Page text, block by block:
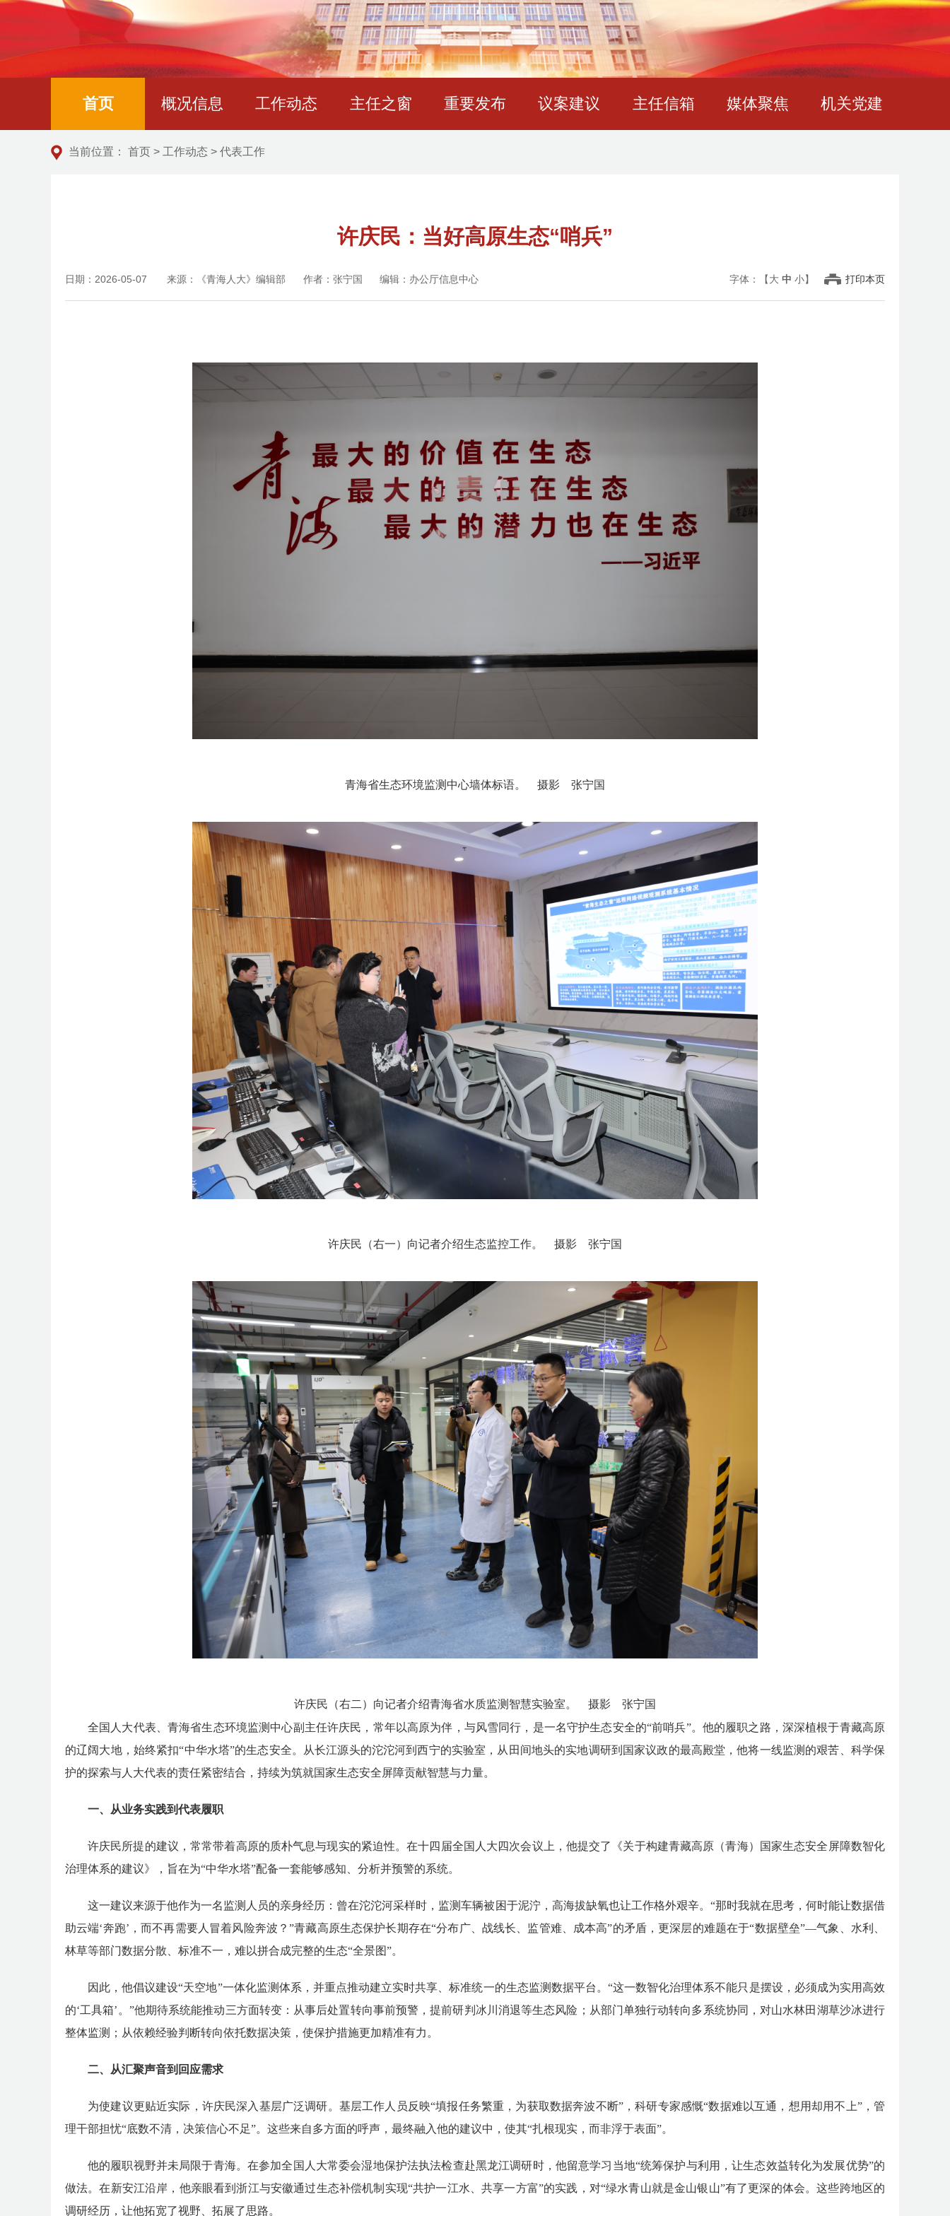
首页 概况信息 工作动态 主任之窗 重要发布 议案建议 主任信箱 媒体聚焦 机关党建
当前位置： 首页 > 工作动态 > 代表工作
许庆民：当好高原生态“哨兵”
日期：2026-05-07 来源：《青海人大》编辑部 作者：张宁国 编辑：办公厅信息中心 字体：【大 中 小】 打印本页
青海省生态环境监测中心墙体标语。　摄影  张宁国
许庆民（右一）向记者介绍生态监控工作。　摄影  张宁国
许庆民（右二）向记者介绍青海省水质监测智慧实验室。 摄影 张宁国
全国人大代表、青海省生态环境监测中心副主任许庆民，常年以高原为伴，与风雪同行，是一名守护生态安全的“前哨兵”。他的履职之路，深深植根于青藏高原
的辽阔大地，始终紧扣“中华水塔”的生态安全。从长江源头的沱沱河到西宁的实验室，从田间地头的实地调研到国家议政的最高殿堂，他将一线监测的艰苦、科学保
护的探索与人大代表的责任紧密结合，持续为筑就国家生态安全屏障贡献智慧与力量。
一、 从业务实践到代表履职
许庆民所提的建议，常常带着高原的质朴气息与现实的紧迫性。在十四届全国人大四次会议上，他提交了《关于构建青藏高原（青海）国家生态安全屏障数智化
治理体系的建议》，旨在为“中华水塔”配备一套能够感知、分析并预警的系统。
这一建议来源于他作为一名监测人员的亲身经历：曾在沱沱河采样时，监测车辆被困于泥泞，高海拔缺氧也让工作格外艰辛。 “那时我就在思考，何时能让数据借
助云端‘奔跑’，而不再需要人冒着风险奔波？”青藏高原生态保护长期存在“分布广、战线长、监管难、成本高”的矛盾，更深层的难题在于“数据壁垒”—气象、水利、
林草等部门数据分散、标准不一，难以拼合成完整的生态“全景图”。
因此，他倡议建设“天空地”一体化监测体系，并重点推动建立实时共享、标准统一的生态监测数据平台。“这一数智化治理体系不能只是摆设，必须成为实用高效
的‘工具箱’。”他期待系统能推动三方面转变：从事后处置转向事前预警，提前研判冰川消退等生态风险；从部门单独行动转向多系统协同，对山水林田湖草沙冰进行
整体监测；从依赖经验判断转向依托数据决策，使保护措施更加精准有力。
二、从汇聚声音到回应需求
为使建议更贴近实际，许庆民深入基层广泛调研。基层工作人员反映“填报任务繁重，为获取数据奔波不断”，科研专家感慨“数据难以互通，想用却用不上”，管
理干部担忧“底数不清，决策信心不足”。这些来自多方面的呼声，最终融入他的建议中，使其“扎根现实，而非浮于表面”。
他的履职视野并未局限于青海。在参加全国人大常委会湿地保护法执法检查赴黑龙江调研时，他留意学习当地“统筹保护与利用，让生态效益转化为发展优势”的
做法。在新安江沿岸，他亲眼看到浙江与安徽通过生态补偿机制实现“共护一江水、共享一方富”的实践，对“绿水青山就是金山银山”有了更深的体会。这些跨地区的
调研经历，让他拓宽了视野、拓展了思路。